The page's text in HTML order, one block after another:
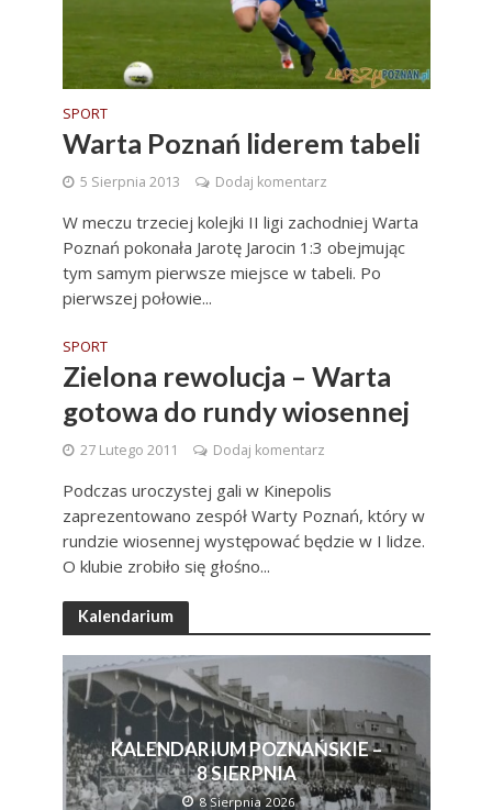
SPORT
Warta Poznań liderem tabeli
5 Sierpnia 2013 Dodaj komentarz
W meczu trzeciej kolejki II ligi zachodniej Warta
Poznań pokonała Jarotę Jarocin 1:3 obejmując
tym samym pierwsze miejsce w tabeli. Po
pierwszej połowie...
SPORT
Zielona rewolucja – Warta
gotowa do rundy wiosennej
27 Lutego 2011 Dodaj komentarz
Podczas uroczystej gali w Kinepolis
zaprezentowano zespół Warty Poznań, który w
rundzie wiosennej występować będzie w I lidze.
O klubie zrobiło się głośno...
Kalendarium
KALENDARIUM POZNAŃSKIE –
8 SIERPNIA
8 Sierpnia 2026